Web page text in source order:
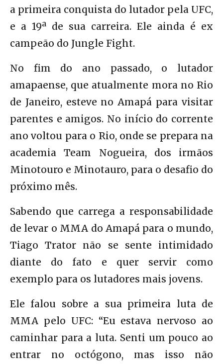
a primeira conquista do lutador pela UFC,
e a 19ª de sua carreira. Ele ainda é ex
campeão do Jungle Fight.
No fim do ano passado, o lutador
amapaense, que atualmente mora no Rio
de Janeiro, esteve no Amapá para visitar
parentes e amigos. No início do corrente
ano voltou para o Rio, onde se prepara na
academia Team Nogueira, dos irmãos
Minotouro e Minotauro, para o desafio do
próximo mês.
Sabendo que carrega a responsabilidade
de levar o MMA do Amapá para o mundo,
Tiago Trator não se sente intimidado
diante do fato e quer servir como
exemplo para os lutadores mais jovens.
Ele falou sobre a sua primeira luta de
MMA pelo UFC: “Eu estava nervoso ao
caminhar para a luta. Senti um pouco ao
entrar no octógono, mas isso não